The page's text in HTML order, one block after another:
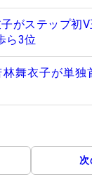
がステップ初
ら3位
林舞衣子が単
次